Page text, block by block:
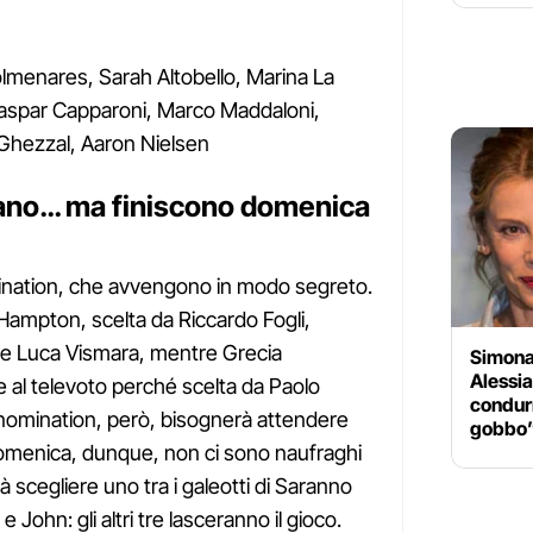
Sarah Altobello, Marina La
Capparoni, Marco Maddaloni,
Aaron Nielsen
ma finiscono domenica
che avvengono in modo segreto.
scelta da Riccardo Fogli,
Luca Vismara, mentre Grecia
televoto perché scelta da Paolo
però, bisognerà attendere
dunque, non ci sono naufraghi
scegliere uno tra i galeotti di Saranno
John: gli altri tre lasceranno il gioco.